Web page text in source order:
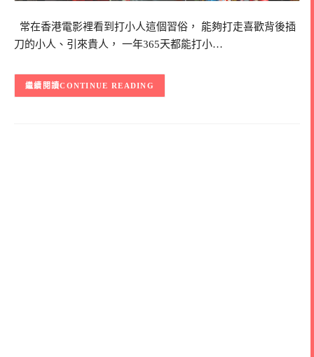
常在香港電影裡看到打小人這個習俗， 能夠打走喜歡背後插
刀的小人、引來貴人， 一年365天都能打小…
CONTINUE READING